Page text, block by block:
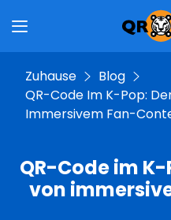
Zuhause
Blog
QR-Code Im K-Pop:
Immersivem Fan-
QR-Code im
von